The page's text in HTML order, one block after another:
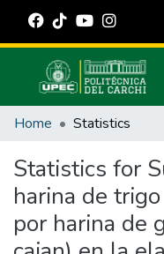
Communities &
Estadísticas Externas
Manuales
Home Statistics
Statistics for
harina de
por harina de